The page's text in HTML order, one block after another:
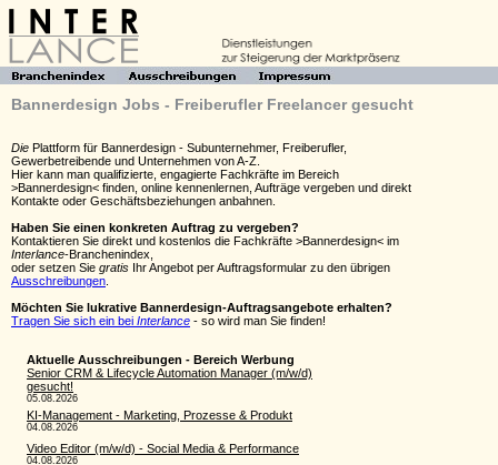
Bannerdesign Jobs - Freiberufler Freelancer gesucht
Die Plattform für Bannerdesign - Subunternehmer, Freiberufler,
Gewerbetreibende und Unternehmen von A-Z.
Hier kann man qualifizierte, engagierte Fachkräfte im Bereich
>Bannerdesign< finden, online kennenlernen, Aufträge vergeben und direkt
Kontakte oder Geschäftsbeziehungen anbahnen.
Haben Sie einen konkreten Auftrag zu vergeben?
Kontaktieren Sie direkt und kostenlos die Fachkräfte >Bannerdesign< im
Interlance-Branchenindex,
oder setzen Sie gratis Ihr Angebot per Auftragsformular zu den übrigen
Ausschreibungen
Möchten Sie lukrative Bannerdesign-Auftragsangebote erhalten?
Tragen Sie sich ein bei Interlance - so wird man Sie finden!